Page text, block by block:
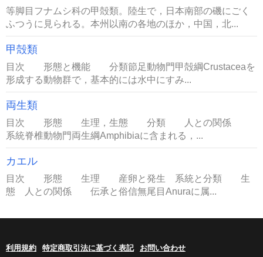
等脚目フナムシ科の甲殻類。陸生で，日本南部の磯にごく
ふつうに見られる。本州以南の各地のほか，中国，北...
甲殻類
目次 形態と機能 分類節足動物門甲殻綱Crustaceaを
形成する動物群で，基本的には水中にすみ...
両生類
目次 形態 生理，生態 分類 人との関係
系統脊椎動物門両生綱Amphibiaに含まれる，...
カエル
目次 形態 生理 産卵と発生 系統と分類 生
態 人との関係 伝承と俗信無尾目Anuraに属...
利用規約 特定商取引法に基づく表記 お問い合わせ